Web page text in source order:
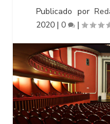
Publicado por
2020 |0 |